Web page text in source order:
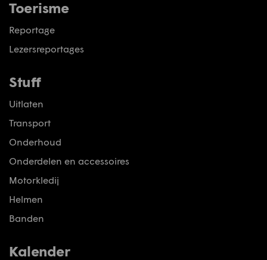
Toerisme
Reportage
Lezersreportages
Stuff
Uitlaten
Transport
Onderhoud
Onderdelen en accessoires
Motorkledij
Helmen
Banden
Kalender